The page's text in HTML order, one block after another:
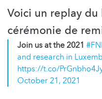
Voici un replay
cérémonie de
Join us at the 2021
and research in
https://t.co/
October 21, 2021